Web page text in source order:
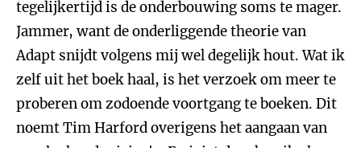
tegelijkertijd is de onderbouwing soms te mager.
Jammer, want de onderliggende theorie van
Adapt snijdt volgens mij wel degelijk hout. Wat ik
zelf uit het boek haal, is het verzoek om meer te
proberen om zodoende voortgang te boeken. Dit
noemt Tim Harford overigens het aangaan van